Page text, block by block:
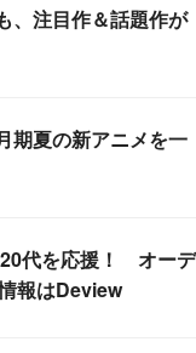
、注目作＆話題作が
期夏の新アニメを一
代を応援！ オーデ
報はDeview